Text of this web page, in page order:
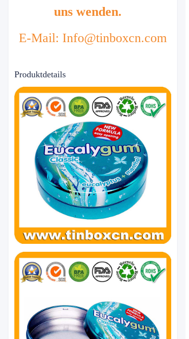
uns wenden.
E-Mail: Info@tinboxcn.com
Produktdetails